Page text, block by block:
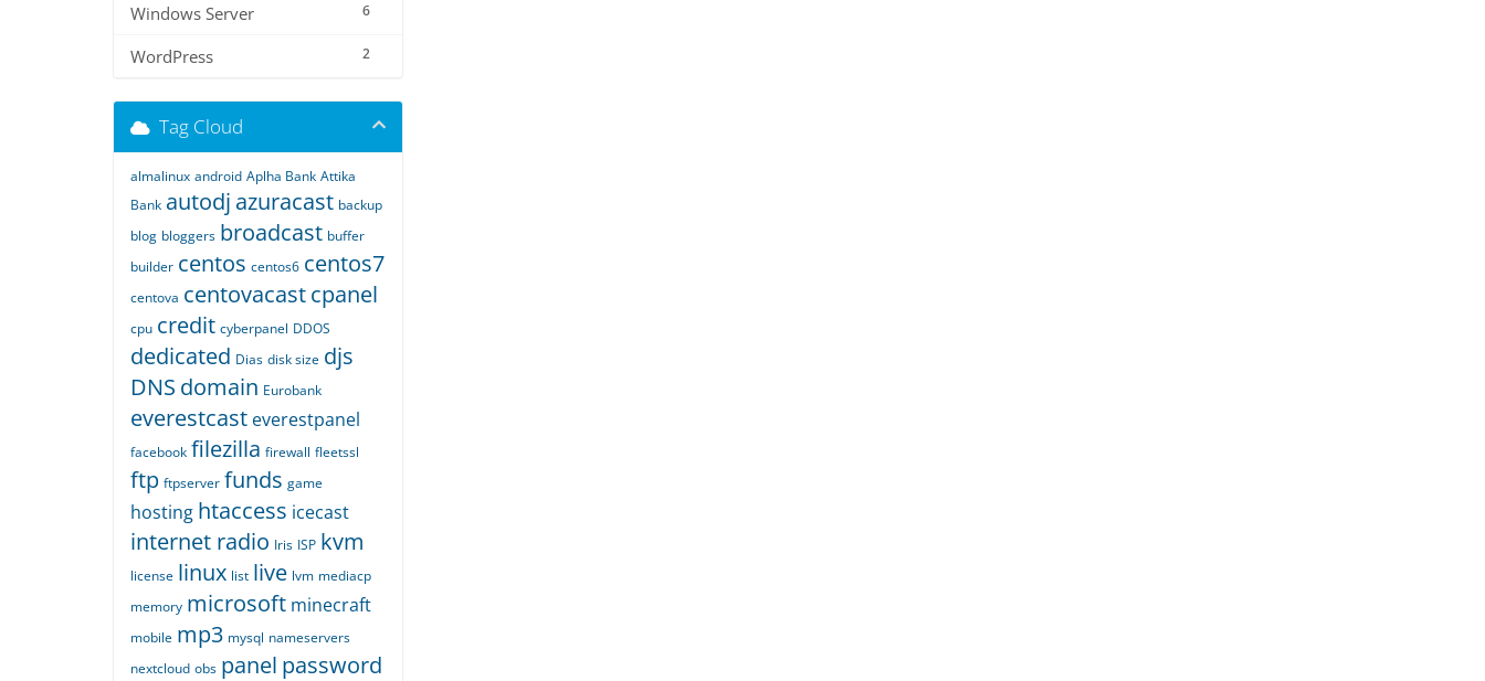
6
Windows Server
2
WordPress
Tag Cloud
almalinux android Aplha Bank Attika
Bank autodj azuracast backup
blog bloggers broadcast buffer
builder centos centos6 centos7
centova centovacastcpanel
cpu credit cyberpanel DDOS
dedicated Dias disk size djs
DNS domain Eurobank
everestcast everestpanel
facebook filezilla firewall fleetssl
ftp ftpserver funds game
hosting htaccess icecast
internet radio Iris ISP kvm
license linux list live lvm mediacp
memory microsoft minecraft
mobile mp3 mysql nameservers
nextcloud obs panel password